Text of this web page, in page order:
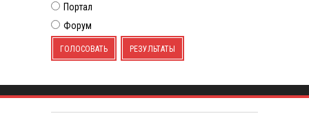
Портал
Форум
ГОЛОСОВАТЬ РЕЗУЛЬТАТЫ